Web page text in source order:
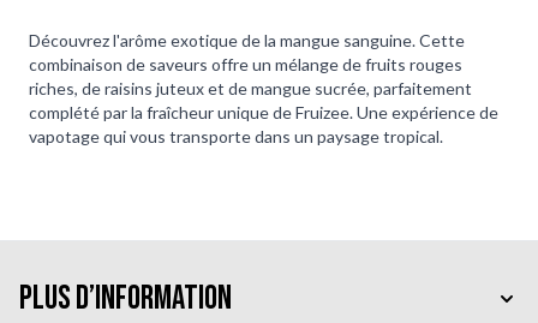
Découvrez l'arôme exotique de la mangue sanguine. Cette
combinaison de saveurs offre un mélange de fruits rouges
riches, de raisins juteux et de mangue sucrée, parfaitement
complété par la fraîcheur unique de Fruizee. Une expérience de
vapotage qui vous transporte dans un paysage tropical.
Plus d’information